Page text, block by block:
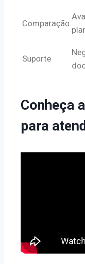
Comparação
Suporte
Conheça
para